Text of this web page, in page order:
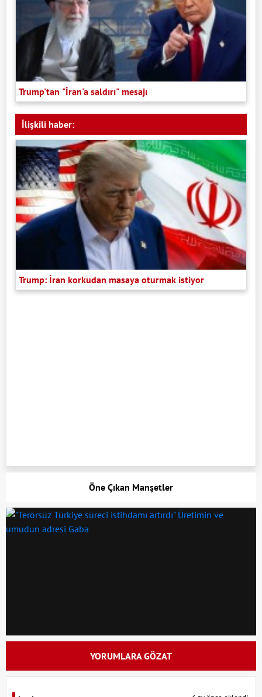
Trump'tan "İran'a saldırı" mesajı
İlişkili haber:
Trump: İran korkudan masaya oturmak istiyor
Öne Çıkan Manşetler
YORUMLARA GÖZAT